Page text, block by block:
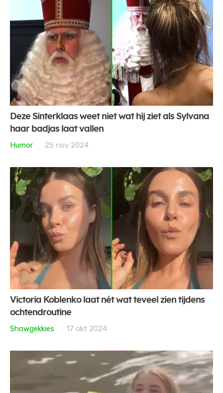
Deze Sinterklaas weet niet wat hij ziet als Sylvana
haar badjas laat vallen
Humor
25 nov 2024
Victoria Koblenko laat nét wat teveel zien tijdens
ochtendroutine
Showgekkies
17 okt 2024